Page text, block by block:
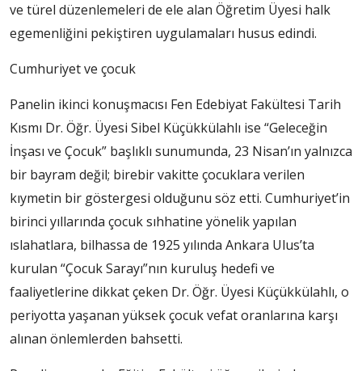
ve türel düzenlemeleri de ele alan Öğretim Üyesi halk
egemenliğini pekiştiren uygulamaları husus edindi.
Cumhuriyet ve çocuk
Panelin ikinci konuşmacısı Fen Edebiyat Fakültesi Tarih
Kısmı Dr. Öğr. Üyesi Sibel Küçükkülahlı ise “Geleceğin
İnşası ve Çocuk” başlıklı sunumunda, 23 Nisan’ın yalnızca
bir bayram değil; birebir vakitte çocuklara verilen
kıymetin bir göstergesi olduğunu söz etti. Cumhuriyet’in
birinci yıllarında çocuk sıhhatine yönelik yapılan
ıslahatlara, bilhassa de 1925 yılında Ankara Ulus’ta
kurulan “Çocuk Sarayı”nın kuruluş hedefi ve
faaliyetlerine dikkat çeken Dr. Öğr. Üyesi Küçükkülahlı, o
periyotta yaşanan yüksek çocuk vefat oranlarına karşı
alınan önlemlerden bahsetti.